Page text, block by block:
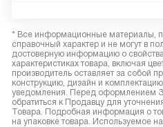
* Все информационные материалы,
справочный характер и не могут в
достоверную информацию о
характеристиках товара, включая
производитель оставляет за собой
конструкцию, дизайн и
уведомления. Перед оформлением
обратиться к Продавцу для
Товара. Подробная информация о
на упаковке товара. Используемое